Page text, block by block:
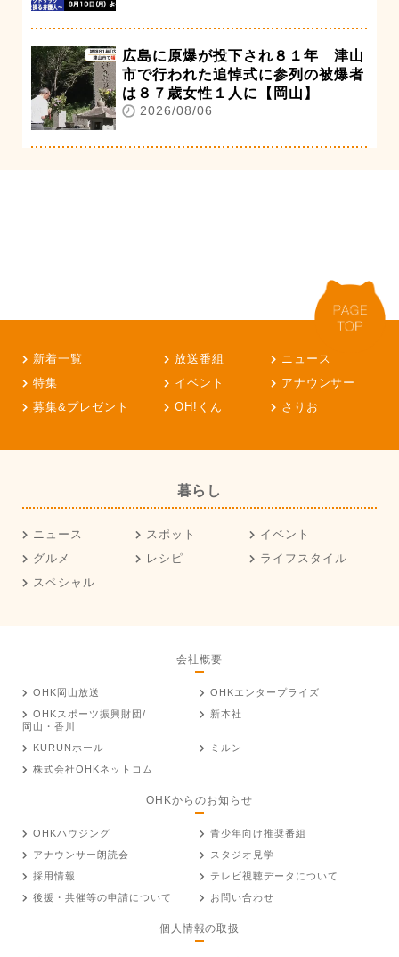
広島に原爆が投下され８１年 津山
市で行われた追悼式に参列の被爆者
は８７歳女性１人に【岡山】
2026/08/06
新着一覧 放送番組
ニュース
特集
イベント
アナウンサー
募集&プレゼント
OH!くん さりお
暮らし
ニュース スポット
イベント
グルメ
レシピ
ライフスタイル
スペシャル
会社概要
OHK岡山放送
OHKエンタープライズ
OHKスポーツ振興財団/
岡山・香川
新本社
KURUNホール
ミルン
株式会社OHKネットコム
OHKからのお知らせ
OHKハウジング
青少年向け推奨番組
アナウンサー朗読会
スタジオ見学
採用情報
テレビ視聴データについて
後援・共催等の申請について
お問い合わせ
個人情報の取扱